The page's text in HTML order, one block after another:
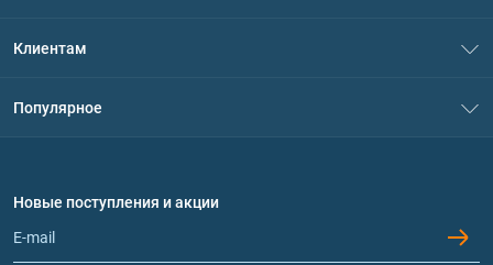
Политика конфиденциальности
Обмен и возврат
Клиентам
Популярное
Протеин
Гейнеры
Новые поступления и акции